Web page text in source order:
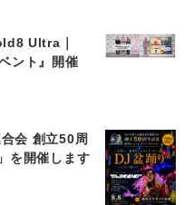
Ultra｜
ント』開催
会 創立50周
を開催します